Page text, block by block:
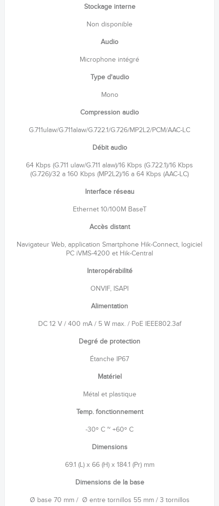
Stockage interne
Non disponible
Audio
Microphone intégré
Type d'audio
Mono
Compression audio
G.711ulaw/G.711alaw/G.722.1/G.726/MP2L2/PCM/AAC-LC
Débit audio
64 Kbps (G.711 ulaw/G.711 alaw)/16 Kbps (G.722.1)/16 Kbps
(G.726)/32 a 160 Kbps (MP2L2)/16 a 64 Kbps (AAC-LC)
Interface réseau
Ethernet 10/100M BaseT
Accès distant
Navigateur Web, application Smartphone Hik-Connect, logiciel
PC iVMS-4200 et Hik-Central
Interopérabilité
ONVIF, ISAPI
Alimentation
DC 12 V / 400 mA / 5 W max. / PoE IEEE802.3af
Degré de protection
Étanche IP67
Matériel
Métal et plastique
Temp. fonctionnement
-30º C ~ +60º C
Dimensions
69.1 (L) x 66 (H) x 184.1 (Pr) mm
Dimensions de la base
Ø base 70 mm / Ø entre tornillos 55 mm / 3 tornillos